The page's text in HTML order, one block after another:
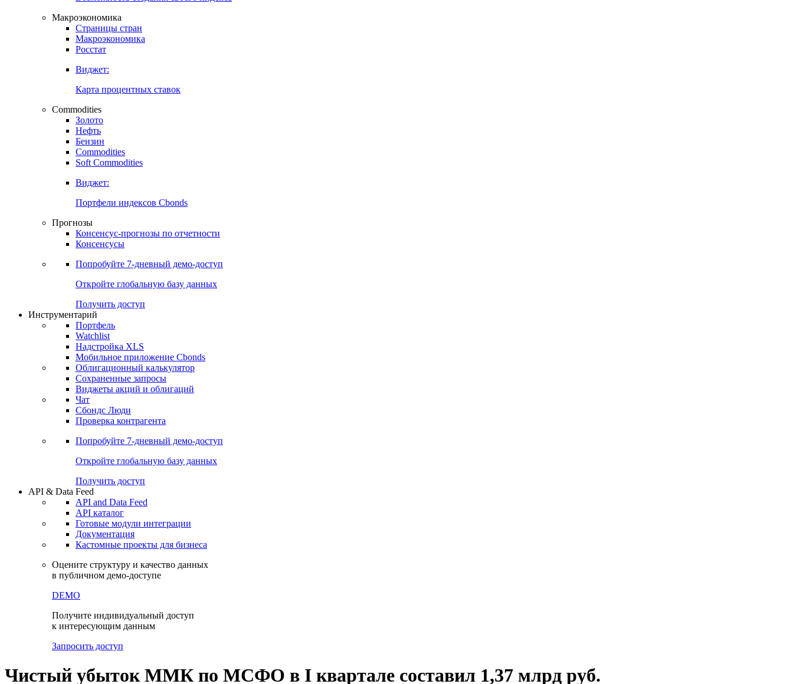
Создать индекс
Возможность создания своего индекса
Макроэкономика
Страницы стран
Макроэкономика
Росстат
Виджет:
Карта процентных ставок
Commodities
Золото
Нефть
Бензин
Commodities
Soft Commodities
Виджет:
Портфели индексов Cbonds
Прогнозы
Консенсус-прогнозы по отчетности
Консенсусы
Попробуйте7-дневный
Откройте глобальную базу данных
Получить доступ
Инструментарий
Портфель
Watchlist
Надстройка XLS
Мобильное приложение Cbonds
Облигационный калькулятор
Сохраненные запросы
Виджеты акций и облигаций
Чат
Сбондс Люди
Проверка контрагента
Попробуйте7-дневный
Откройте глобальную базу данных
Получить доступ
API & Data Feed
API and Data Feed
API каталог
Документация
Кастомные проекты для бизнеса
Оцените структуру и качество данных
в публичном демо-доступе
DEMO
Получите индивидуальный доступ